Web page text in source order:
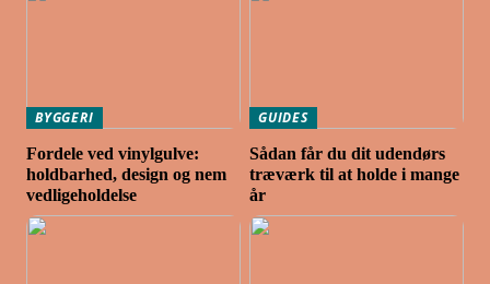
BYGGERI
Fordele ved vinylgulve:
holdbarhed, design og nem
vedligeholdelse
GUIDES
Sådan får du dit udendørs
træværk til at holde i mange
år